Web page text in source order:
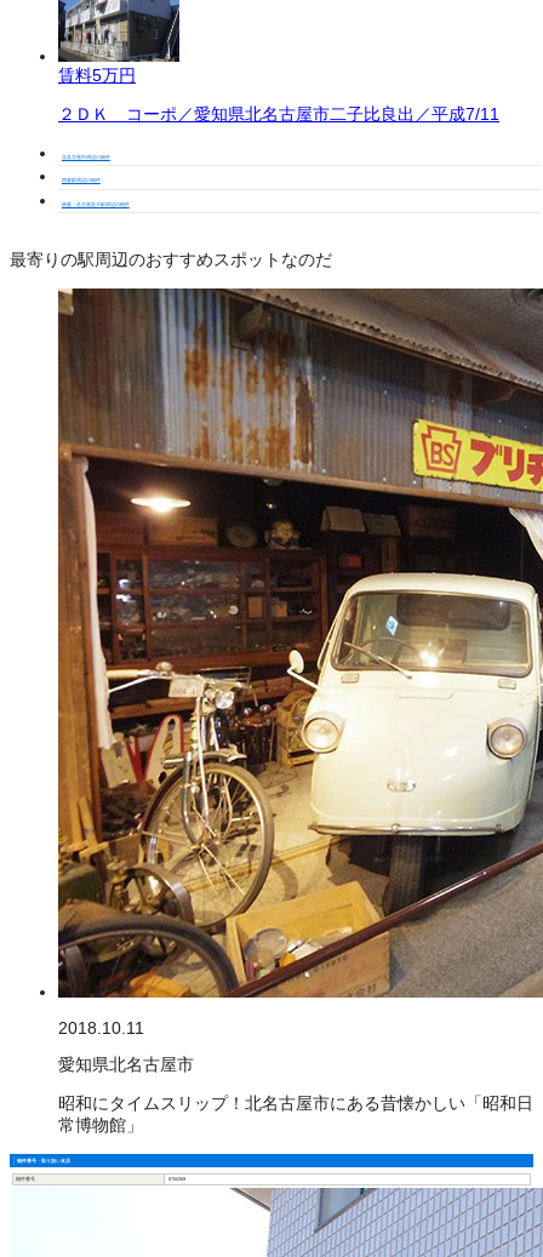
賃料5万円
２ＤＫ コーポ／愛知県北名古屋市二子比良出／平成7/11
北名古屋市周辺の物件
西春駅周辺の物件
徳重・名古屋芸大駅周辺の物件
最寄りの駅周辺のおすすめスポットなのだ
2018.10.11
愛知県北名古屋市
昭和にタイムスリップ！北名古屋市にある昔懐かしい「昭和日
常博物館」
物件番号・取り扱い支店
物件番号 8700359